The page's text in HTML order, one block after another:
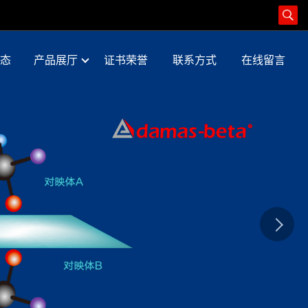
产品展厅 证书荣誉 联系方式 在线留言